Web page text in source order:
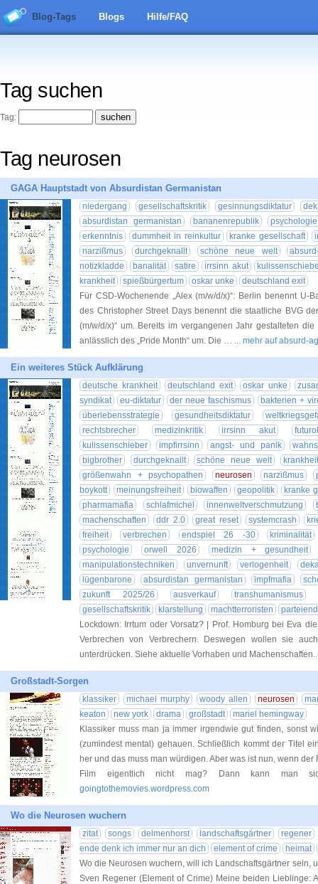
Blog-Tags Blogs Hilfe/FAQ
Tag suchen
Tag:
Tag neurosen
GAGA Hauptstadt von Absurdistan Germanistan
niedergang gesellschaftskritik gesinnungsdiktatur
absurdistan germanistan
bananenrepublik
psychologie
erkenntnis
dummheit in reinkultur kranke gesellschaft
narzißmus
durchgeknallt schöne neue welt
notizkladde
banalität satire irrsinn akut
krankheit
spießbürgertum oskar unke
deutschland exit
Für CSD-Wochenende „Alex (m/w/d/x)“: Berlin benennt U-
des Christopher Street Days benennt die staatliche BVG
(m/w/d/x)“ um. Bereits im vergangenen Jahr gestalteten
anlässlich des „Pride Month“ um. Die … ... mehr auf absurd-
Ein weiteres Stück Aufklärung
deutsche krankheit deutschland exit oskar unke
syndikat
eu-diktatur der neue faschismus
bakterien +
überlebensstrategie
gesundheitsdiktatur
rechtsbrecher
medizinkritik irrsinn akut
kulissenschieber
impfirrsinn angst- und panik
bigbrother
durchgeknallt schöne neue welt
größenwahn + psychopathen
neurosen narzißmus
boykott
meinungsfreiheit biowaffen geopolitik
kranke
pharmamafia
schlafmichel innenweltverschmutzung
machenschaften
ddr 2.0 great reset systemcrash
freiheit
verbrechen endspiel 26 -30
kriminalität
psychologie
orwell 2026
medizin + gesundheit
manipulationstechniken
unvernunft verlogenheit
lügenbarone
absurdistan germanistan impfmafia
zukunft 2025/26
ausverkauf
transhumanismus
gesellschaftskritik
klarstellung machtterroristen
Lockdown: Irrtum oder Vorsatz? | Prof. Homburg bei Eva
Verbrechen von Verbrechern. Deswegen wollen sie
unterdrücken. Siehe aktuelle Vorhaben und Machenschaften.
Großstadt-Sorgen
klassiker michael murphy woody allen neurosen
keaton
new york drama großstadt
mariel hemingway
Klassiker muss man ja immer irgendwie gut finden, sonst
(zumindest mental) gehauen. Schließlich kommt der Titel
her und das muss man würdigen. Aber was ist nun, wenn
Film eigentlich nicht mag? Dann kann man
goingtothemovies.wordpress.com
Wo die Neurosen wuchern
zitat songs delmenhorst landschaftsgärtner
regener
ende denk ich immer nur an dich
element of crime
heimat
Wo die Neurosen wuchern, will ich Landschaftsgärtner sein,
Sven Regener (Element of Crime) Meine beiden Lieblinge: